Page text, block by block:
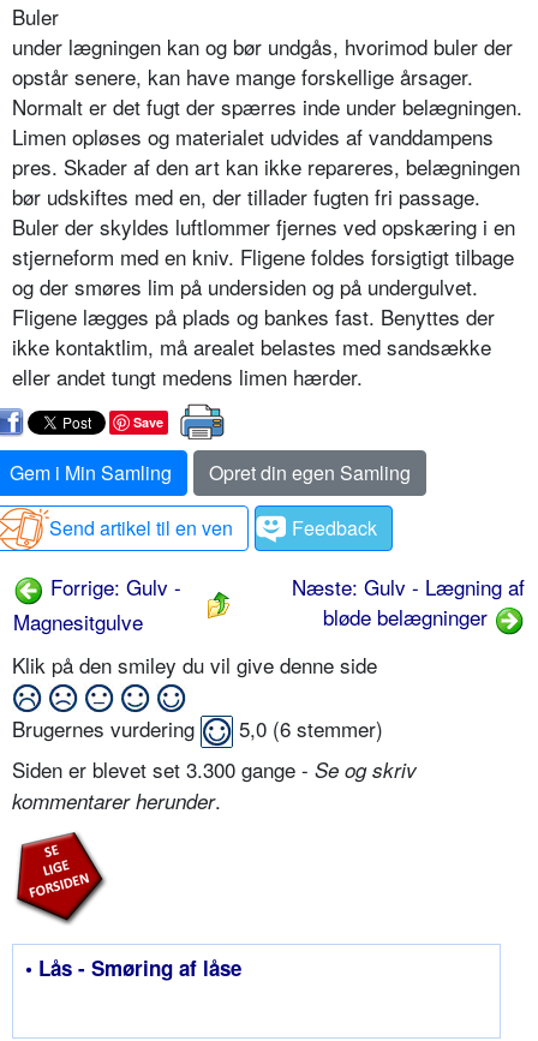
Buler
under lægningen kan og bør undgås, hvorimod buler der
opstår senere, kan have mange forskellige årsager.
Normalt er det fugt der spærres inde under belægningen.
Limen opløses og materialet udvides af vanddampens
pres. Skader af den art kan ikke repareres, belægningen
bør udskiftes med en, der tillader fugten fri passage.
Buler der skyldes luftlommer fjernes ved opskæring i en
stjerneform med en kniv. Fligene foldes forsigtigt tilbage
og der smøres lim på undersiden og på undergulvet.
Fligene lægges på plads og bankes fast. Benyttes der
ikke kontaktlim, må arealet belastes med sandsække
eller andet tungt medens limen hærder.
Save
Gem i Min Samling
Opret din egen Samling
Send artikel til en ven
Feedback
Forrige: Gulv -
Magnesitgulve
Næste: Gulv - Lægning af
bløde belægninger
Klik på den smiley du vil give denne side
Brugernes vurdering 5,0 (6 stemmer)
Siden er blevet set 3.300 gange - Se og skriv
kommentarer herunder.
• Lås - Smøring af låse